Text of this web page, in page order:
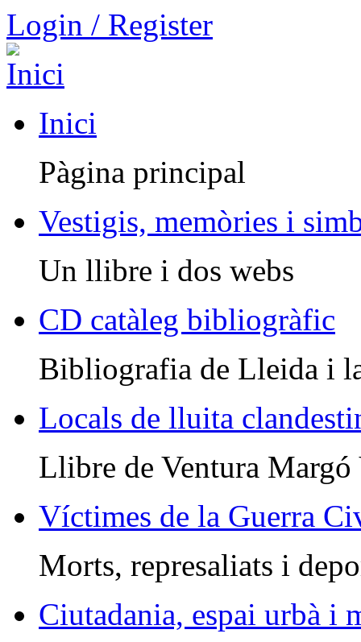
Login / Register
Inici
Pàgina principal
Vestigis, memòries i
Un llibre i dos webs
CD catàleg bibliogràfic
Bibliografia de Lleida i
Locals de lluita
Llibre de Ventura Margó
Víctimes de la Guerra
Morts, represaliats i
Ciutadania, espai urbà i